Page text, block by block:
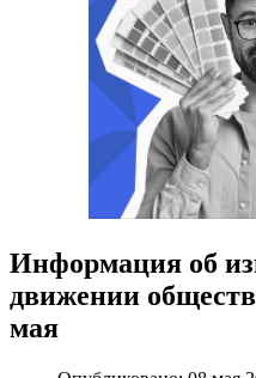
Информация об
движении
мая